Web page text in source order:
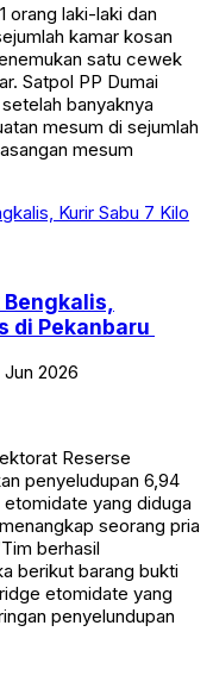
orang laki-laki dan
kamar kosan
satu cewek
Satpol PP Dumai
banyaknya
mesum di sejumlah
mesum
Bengkalis,
di Pekanbaru
2026
Reserse
penyeludupan 6,94
yang diduga
seorang pria
berhasil
berikut barang bukti
etomidate yang
penyelundupan